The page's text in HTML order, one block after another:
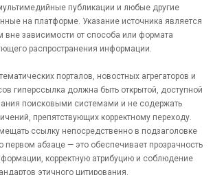
публикации и любые другие
на платформе. Указание источника является
вне зависимости от способа или формата
распространения информации.
порталов, новостных агрегаторов и
гиперссылка должна быть открытой, доступной
поисковыми системами и не содержать
препятствующих корректному переходу.
ссылку непосредственно в подзаголовке
первом абзаце — это обеспечивает прозрачность
корректную атрибуцию и соблюдение
этичного цитирования.